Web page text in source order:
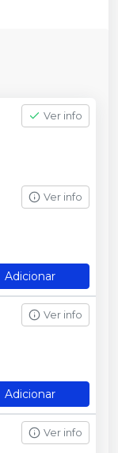
Ver info
Ver info
Adicionar
Ver info
Adicionar
Ver info